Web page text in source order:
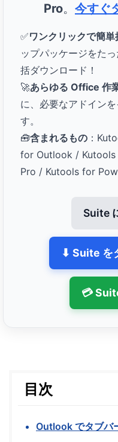
Pro。 今すぐ
✅ワンクリックで簡単
ップパッケージをた
括ダウンロード！
🚀あらゆる Office 作
に、必要なアドイン
す。
🧰含まれるもの ：
for Outlook /
Pro / Kutools for
Suite
⬇ Suite を
💳
目次
Outlook でタブバ